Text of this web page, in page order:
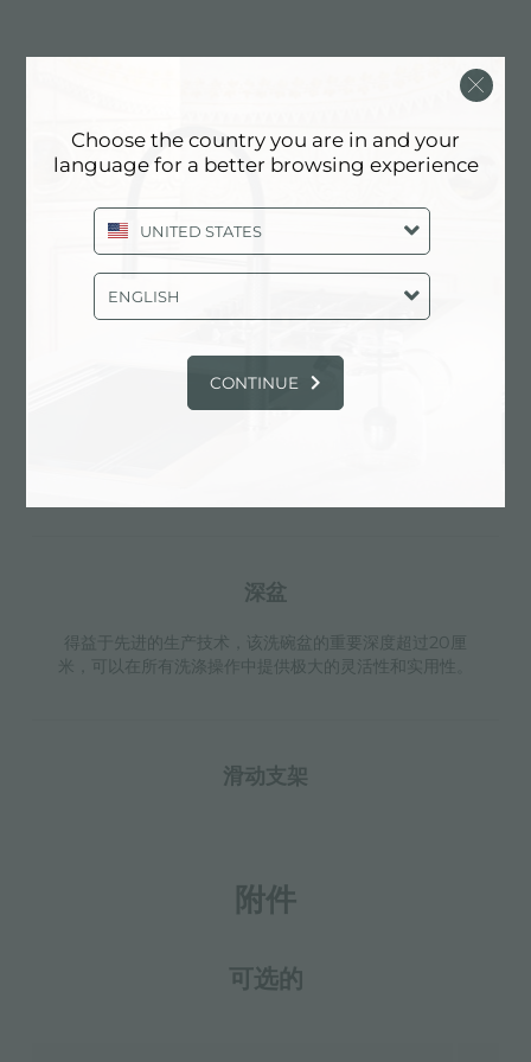
可提供第二/第三个孔
水槽可根据需要定制额外的龙头安装孔，用于双孔龙头、
有遥控的排水管或皂液器。这些位置在图中以虚线孔表
示。
3.5" 下水器提篮
深盆
得益于先进的生产技术，该洗碗盆的重要深度超过20厘
米，可以在所有洗涤操作中提供极大的灵活性和实用性。
滑动支架
附件
可选的
Choose the country you are in and your
language for a better browsing experience
UNITED STATES
ENGLISH
CONTINUE